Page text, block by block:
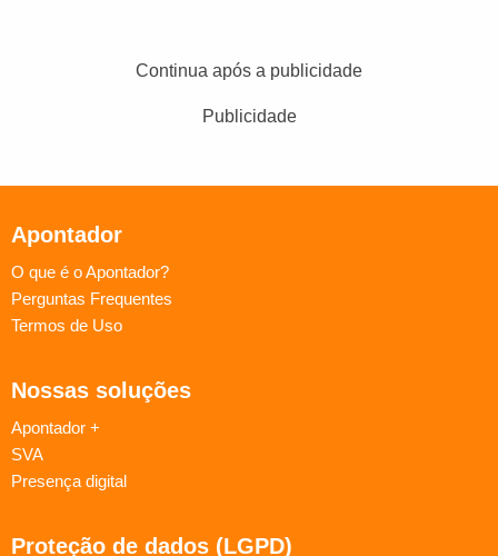
Continua após a publicidade
Publicidade
Apontador
O que é o Apontador?
Perguntas Frequentes
Termos de Uso
Nossas soluções
Apontador +
SVA
Presença digital
Proteção de dados (LGPD)